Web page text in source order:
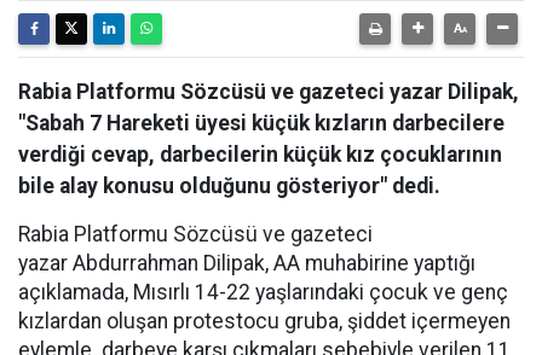
Rabia Platformu Sözcüsü ve gazeteci yazar Dilipak,
"Sabah 7 Hareketi üyesi küçük kızların darbecilere
verdiği cevap, darbecilerin küçük kız çocuklarının
bile alay konusu olduğunu gösteriyor" dedi.
Rabia Platformu Sözcüsü ve gazeteci
yazar Abdurrahman Dilipak, AA muhabirine yaptığı
açıklamada, Mısırlı 14-22 yaşlarındaki çocuk ve genç
kızlardan oluşan protestocu gruba, şiddet içermeyen
eylemle darbeye karşı çıkmaları sebebiyle verilen 11